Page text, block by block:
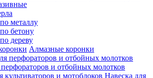
металлу
бетону
дереву
Алмазные коронки
и отбойных молотков
Навеска для